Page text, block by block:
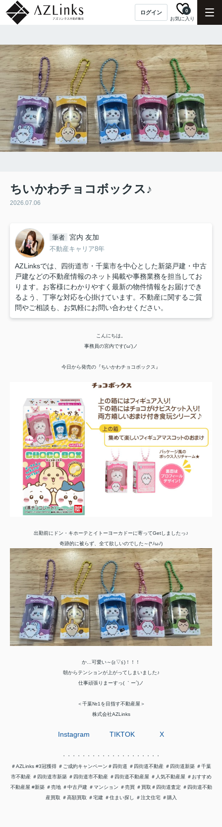
ログイン
お気に入り
0
ちいかわチョコボックス♪
2026.07.06
筆者 宮内 友加
不動産キャリア8年
AZLinksでは、四街道市・千葉市を中心とした新築戸建・中古
戸建などの不動産情報のネット掲載や事務業務を担当してお
ります。お客様にわかりやすく最新の物件情報をお届けでき
るよう、丁寧な対応を心掛けています。不動産に関するご質
問やご相談も、お気軽にお問い合わせください。
こんにちは。
事務員の宮内です('ω')ノ
今日から発売の『ちいかわチョコボックス』
出勤前にドン・キホーテとイトーヨーカドーに寄ってGetしましたっ♪
奇跡的に被らず、全て欲しいのでした～(*ﾉωﾉ)
か…可愛い～(≧▽≦)！！！
朝からテンションが上がってしまいました♪
仕事頑張りまーすっ( ｀ー´)ノ
＜千葉№1を目指す不動産屋＞
株式会社AZLinks
Instagram TIKTOK X
・・・・・・・・・・・・・・・・・・・・
＃AZLinks #3冠獲得 ＃ご成約キャンペーン＃四街道 ＃四街道不動産 ＃四街道新築 ＃千葉
市不動産 ＃四街道市新築 ＃四街道市不動産 ＃四街道不動産屋 ＃人気不動産屋 ＃おすすめ
不動産屋 #新築 ＃売地 ＃中古戸建 ＃マンション ＃売買 ＃買取＃四街道査定 ＃四街道不動
産買取 ＃高額買取 ＃宅建 ＃住まい探し ＃注文住宅 ＃購入